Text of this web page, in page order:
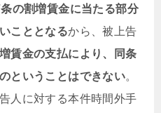
の割増賃金に当たる部分
こととなるから、被上告
賃金の支払により、同条
ということはできない。
人に対する本件時間外手